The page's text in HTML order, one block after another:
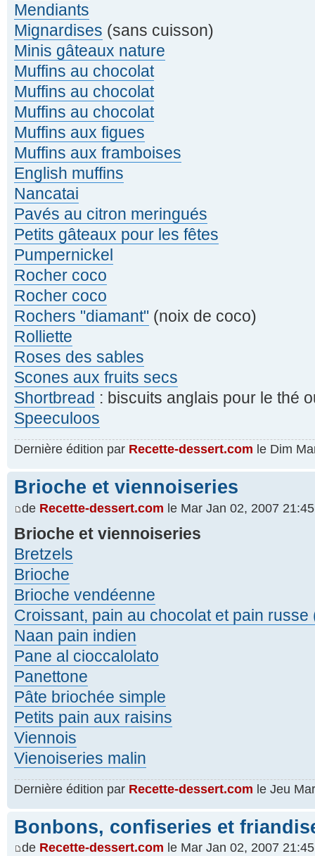
Mendiants
Mignardises (sans cuisson)
Minis gâteaux nature
Muffins au chocolat
Muffins au chocolat
Muffins au chocolat
Muffins aux figues
Muffins aux framboises
English muffins
Nancatai
Pavés au citron meringués
Petits gâteaux pour les fêtes
Pumpernickel
Rocher coco
Rocher coco
Rochers "diamant" (noix de coco)
Rolliette
Roses des sables
Scones aux fruits secs
Shortbread : biscuits anglais pour le thé
Speeculoos
Dernière édition par Recette-dessert.com le Dim
Brioche et viennoiseries
de Recette-dessert.com le Mar Jan 02, 2007 21:45
Brioche et viennoiseries
Bretzels
Brioche
Brioche vendéenne
Croissant, pain au chocolat et pain russe
Naan pain indien
Pane al cioccalolato
Panettone
Pâte briochée simple
Petits pain aux raisins
Viennois
Vienoiseries malin
Dernière édition par Recette-dessert.com le Jeu
Bonbons, confiseries et
de Recette-dessert.com le Mar Jan 02, 2007 21:45